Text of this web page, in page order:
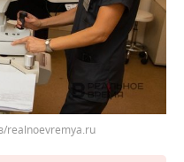
realnoevremya.ru